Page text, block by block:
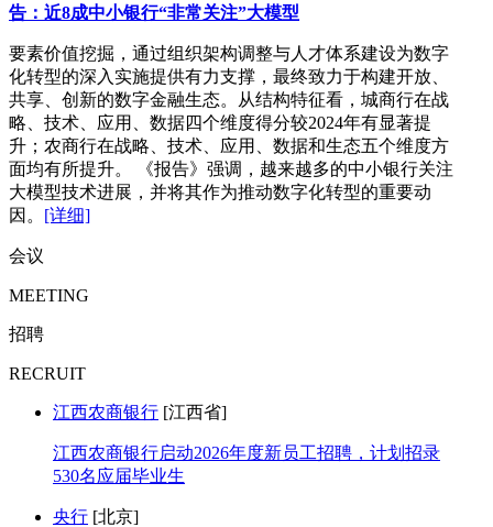
告：近8成中小银行“非常关注”大模型
要素价值挖掘，通过组织架构调整与人才体系建设为数字
化转型的深入实施提供有力支撑，最终致力于构建开放、
共享、创新的数字金融生态。从结构特征看，城商行在战
略、技术、应用、数据四个维度得分较2024年有显著提
升；农商行在战略、技术、应用、数据和生态五个维度方
面均有所提升。 《报告》强调，越来越多的中小银行关注
大模型技术进展，并将其作为推动数字化转型的重要动
因。 [详细]
会议
MEETING
招聘
RECRUIT
江西农商银行 [江西省]
江西农商银行启动2026年度新员工招聘，计划招录
530名应届毕业生
央行 [北京]